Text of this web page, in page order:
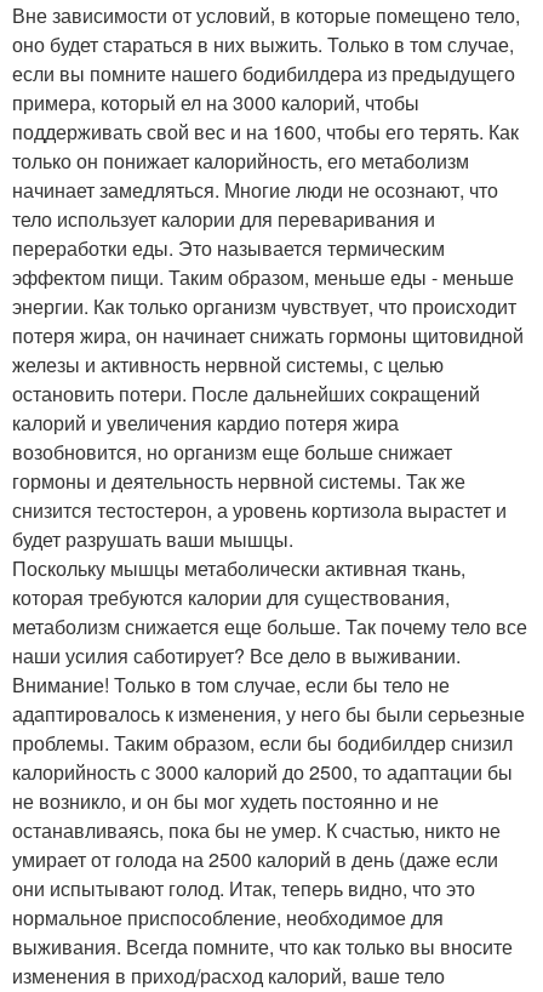
Вне зависимости от условий, в которые помещено тело,
оно будет стараться в них выжить. Только в том случае,
если вы помните нашего бодибилдера из предыдущего
примера, который ел на 3000 калорий, чтобы
поддерживать свой вес и на 1600, чтобы его терять. Как
только он понижает калорийность, его метаболизм
начинает замедляться. Многие люди не осознают, что
тело использует калории для переваривания и
переработки еды. Это называется термическим
эффектом пищи. Таким образом, меньше еды - меньше
энергии. Как только организм чувствует, что происходит
потеря жира, он начинает снижать гормоны щитовидной
железы и активность нервной системы, с целью
остановить потери. После дальнейших сокращений
калорий и увеличения кардио потеря жира
возобновится, но организм еще больше снижает
гормоны и деятельность нервной системы. Так же
снизится тестостерон, а уровень кортизола вырастет и
будет разрушать ваши мышцы.
Поскольку мышцы метаболически активная ткань,
которая требуются калории для существования,
метаболизм снижается еще больше. Так почему тело все
наши усилия саботирует? Все дело в выживании.
Внимание! Только в том случае, если бы тело не
адаптировалось к изменения, у него бы были серьезные
проблемы. Таким образом, если бы бодибилдер снизил
калорийность с 3000 калорий до 2500, то адаптации бы
не возникло, и он бы мог худеть постоянно и не
останавливаясь, пока бы не умер. К счастью, никто не
умирает от голода на 2500 калорий в день (даже если
они испытывают голод. Итак, теперь видно, что это
нормальное приспособление, необходимое для
выживания. Всегда помните, что как только вы вносите
изменения в приход/расход калорий, ваше тело